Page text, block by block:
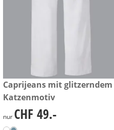
CHF 49.-
Caprijeans mit glitzerndem
Katzenmotiv
CHF 49.-
nur CHF 49.-